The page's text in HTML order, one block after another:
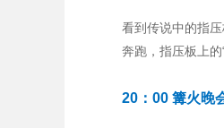
看到传说中的指
奔跑，指压板上的
20：00 篝火晚